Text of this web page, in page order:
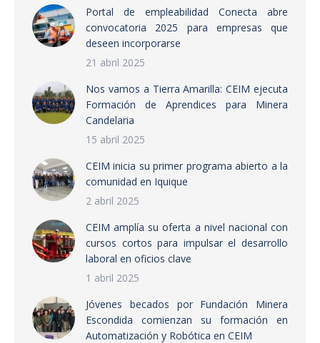
Portal de empleabilidad Conecta abre
convocatoria 2025 para empresas que
deseen incorporarse
21 abril 2025
Nos vamos a Tierra Amarilla: CEIM ejecuta
Formación de Aprendices para Minera
Candelaria
15 abril 2025
CEIM inicia su primer programa abierto a la
comunidad en Iquique
2 abril 2025
CEIM amplía su oferta a nivel nacional con
cursos cortos para impulsar el desarrollo
laboral en oficios clave
1 abril 2025
Jóvenes becados por Fundación Minera
Escondida comienzan su formación en
Automatización y Robótica en CEIM